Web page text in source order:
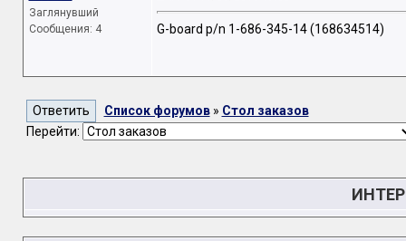
Заглянувший
Сообщения: 4
G-board p/n 1-686-345-14 (168634514)
Список форумов» Стол заказов
Перейти: